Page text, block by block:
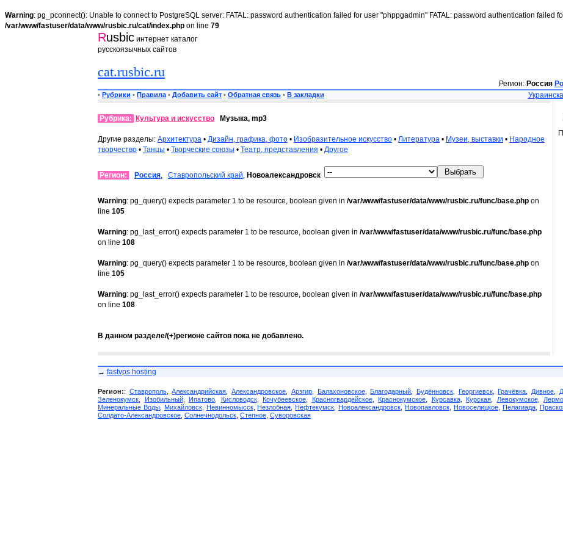
Warning: pg_pconnect(): Unable to connect to PostgreSQL server: FATAL: password authentication failed for user "phppgadmin" FATAL: password authentication failed
/var/www/fastuser/data/www/rusbic.ru/cat/index.php on line 79
Rusbic интернет каталог
русскоязычных сайтов
cat.rusbic.ru
Регион: Россия
• Рубрики • Правила • Добавить сайт • Обратная связь • В закладки
Рубрика: Культура и искусство Музыка, mp3
Другие разделы: Архитектура • Дизайн, графика, фото • Изобразительное искусство • Литература • Музеи, выставки • Народное
творчество • Танцы • Творческие союзы • Театр, представления • Другое
Регион: Россия, Ставропольский край, Новоалександровск
Warning: pg_query() expects parameter 1 to be resource, boolean given in /var/www/fastuser/data/www/rusbic.ru/func/base.php on
line 105
Warning: pg_last_error() expects parameter 1 to be resource, boolean given in /var/www/fastuser/data/www/rusbic.ru/func/base.php
on line 108
Warning: pg_query() expects parameter 1 to be resource, boolean given in /var/www/fastuser/data/www/rusbic.ru/func/base.php on
line 105
Warning: pg_last_error() expects parameter 1 to be resource, boolean given in /var/www/fastuser/data/www/rusbic.ru/func/base.php
on line 108
В данном разделе/(+)регионе сайтов пока не добавлено.
→ fastvps hosting
Регион:: Ставрополь,Александрийская ,Александровское Арзгир, Балахоновское,Благодарный ,Будённовск Георгиевск,Грачёвка Дивное
Зеленокумск
Изобильный, Ипатово Кисловодск, Кочубеевское Красногвардейское, Краснокумское Курсавка, Курская Левокумское,
Минеральные Воды, Михайловск, Невинномысск,Незлобная ,Нефтекумск ,Новоалександровск ,Новопавловск Новоселицкое, Пелагиада,
Солдато-Александровское Солнечнодольск Степное Суворовская